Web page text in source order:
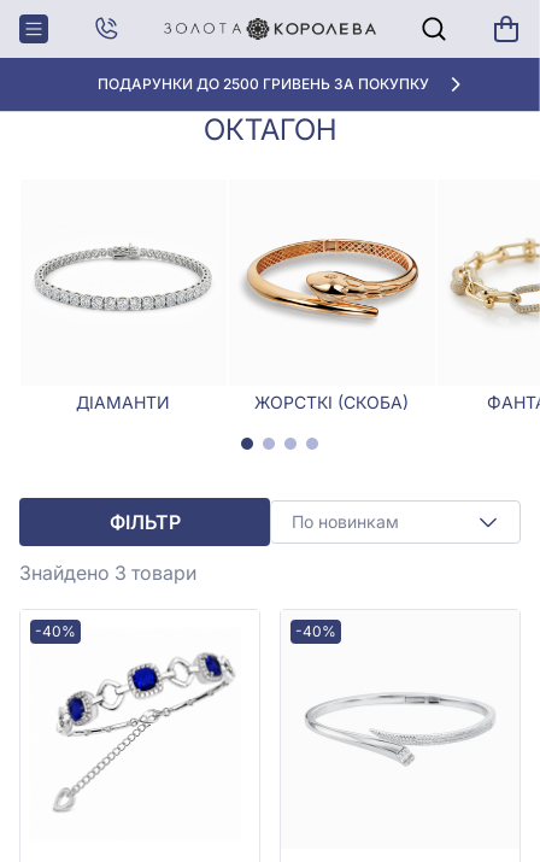
ПОДАРУНКИ ДО 2500 ГРИВЕНЬ ЗА ПОКУПКУ
Головна Браслети Браслети з огранюванням октагон
БРАСЛЕТИ З ОГРАНЮВАННЯМ
ОКТАГОН
ДІАМАНТИ ЖОРСТКІ (СКОБА)
ФІЛЬТР По новинкам
Знайдено 3 товари
-40% -40%